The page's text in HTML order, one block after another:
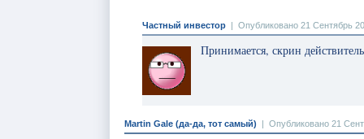
Частный инвестор | Опубликовано 21 Сентябрь
Принимается, скрин
Martin Gale (да-да, тот самый) | Опубликовано 21